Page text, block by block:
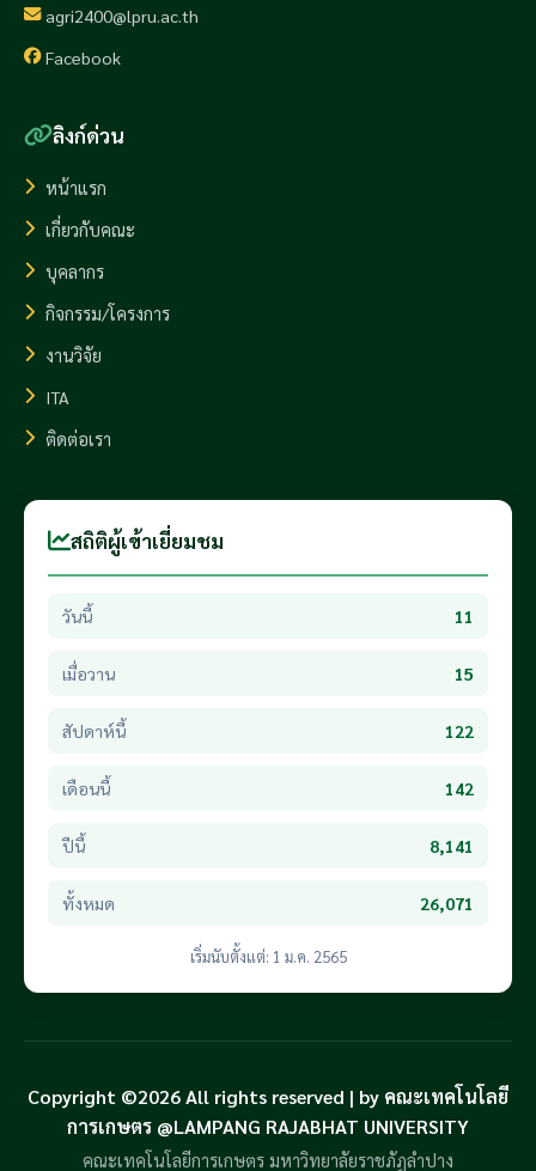
agri2400@lpru.ac.th
Facebook
ลิงก์ด่วน
หน้าแรก
เกี่ยวกับคณะ
บุคลากร
กิจกรรม/โครงการ
งานวิจัย
ITA
ติดต่อเรา
สถิติผู้เข้าเยี่ยมชม
วันนี้ 11
เมื่อวาน 15
สัปดาห์นี้ 122
เดือนนี้ 142
ปีนี้ 8,141
ทั้งหมด 26,071
เริ่มนับตั้งแต่: 1 ม.ค. 2565
Copyright ©2026 All rights reserved | by คณะเทคโนโลยี
การเกษตร @LAMPANG RAJABHAT UNIVERSITY
คณะเทคโนโลยีการเกษตร มหาวิทยาลัยราชภัฏลำปาง